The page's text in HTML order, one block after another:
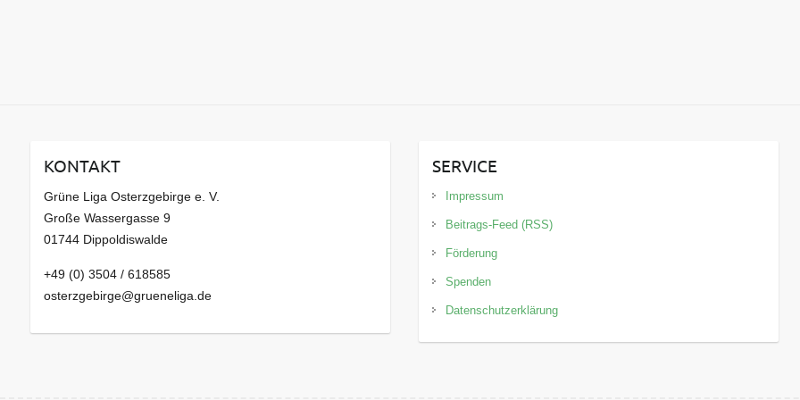
KONTAKT
Grüne Liga Osterzgebirge e. V.
Große Wassergasse 9
01744 Dippoldiswalde
+49 (0) 3504 / 618585
osterzgebirge@grueneliga.de
SERVICE
Impressum
Beitrags-Feed (RSS)
Förderung
Spenden
Datenschutzerklärung